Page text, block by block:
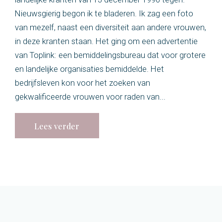
Nieuwsgierig begon ik te bladeren. Ik zag een foto
van mezelf, naast een diversiteit aan andere vrouwen,
in deze kranten staan. Het ging om een advertentie
van Toplink: een bemiddelingsbureau dat voor grotere
en landelijke organisaties bemiddelde. Het
bedrijfsleven kon voor het zoeken van
gekwalificeerde vrouwen voor raden van...
Lees verder